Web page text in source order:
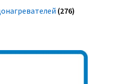
(276)